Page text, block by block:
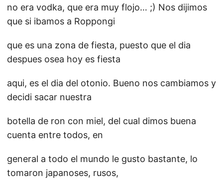
no era vodka, que era muy flojo… ;) Nos dijimos
que si ibamos a Roppongi
que es una zona de fiesta, puesto que el dia
despues osea hoy es fiesta
aqui, es el dia del otonio. Bueno nos cambiamos y
decidi sacar nuestra
botella de ron con miel, del cual dimos buena
cuenta entre todos, en
general a todo el mundo le gusto bastante, lo
tomaron japanoses, rusos,